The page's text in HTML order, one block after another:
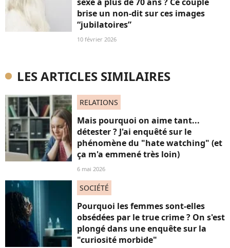
brise un non-dit sur ces images
“jubilatoires”
10 février 2026
LES ARTICLES SIMILAIRES
RELATIONS
Mais pourquoi on aime tant...
détester ? J'ai enquêté sur le
phénomène du "hate watching" (et
ça m'a emmené très loin)
6 mai 2026
SOCIÉTÉ
Pourquoi les femmes sont-elles
obsédées par le true crime ? On s'est
plongé dans une enquête sur la
"curiosité morbide"